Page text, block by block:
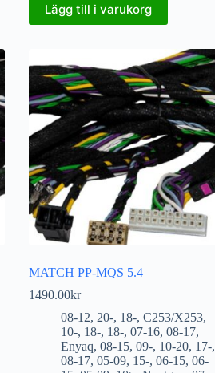
Lägg till i varukorg
MATCH PP-MQS 5.4
1490.00kr
08-12, 20-, 18-, C253/X253,
10-, 18-, 18-, 07-16, 08-17,
Enyaq, 08-15, 09-, 10-20, 17-,
08-17, 05-09, 15-, 06-15, 06-